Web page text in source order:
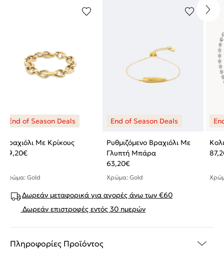
Βραχιόλι Με Κρίκους
79,20€
Χρώμα: Gold
Ρυθμιζόμενο Βραχιόλι Με
Γλυπτή Μπάρα
63,20€
Χρώμα: Gold
Δωρεάν μεταφορικά για αγορές άνω των €60
Δωρεάν επιστροφές εντός 30 ημερών
Πληροφορίες Προϊόντος